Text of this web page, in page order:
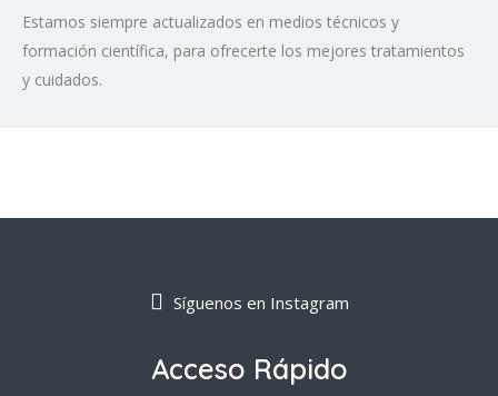
Estamos siempre actualizados en medios técnicos y
formación científica, para ofrecerte los mejores tratamientos
y cuidados.
Síguenos en Instagram
Acceso Rápido